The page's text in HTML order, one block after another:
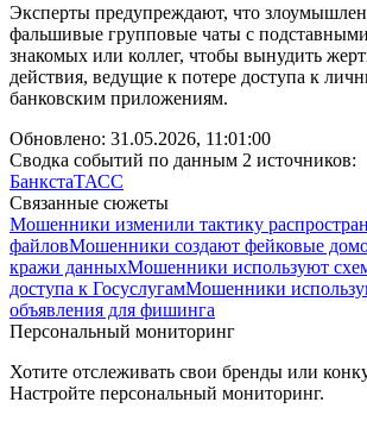
Эксперты предупреждают, что
фальшивые групповые чаты с
знакомых или коллег, чтобы вынудить
действия, ведущие к потере доступа к
банковским приложениям.
Обновлено: 31.05.2026, 11:01:00
Сводка событий по данным 2 источников:
БанкстаТАСС
Связанные сюжеты
Мошенники изменили тактику
файловМошенники создают фейковые
кражи данныхМошенники используют
доступа к ГосуслугамМошенники
объявления для фишинга
Персональный мониторинг
Хотите отслеживать свои бренды или
Настройте персональный мониторинг.